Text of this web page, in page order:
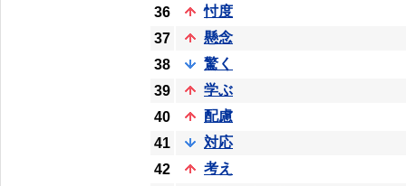
36
忖度
37
懸念
38
驚く
39
学ぶ
40
配慮
41
対応
42
考え